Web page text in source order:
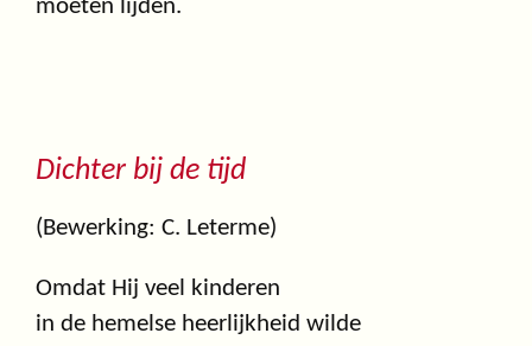
moeten lijden.
Dichter bij de tijd
(Bewerking: C. Leterme)
Omdat Hij veel kinderen
in de hemelse heerlijkheid wilde